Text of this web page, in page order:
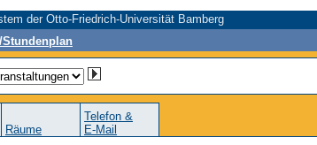
der Otto-Friedrich-Universität Bamberg
Räume
Telefon &
E-Mail